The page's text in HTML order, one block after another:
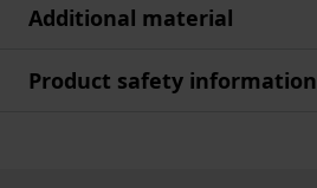
Additional material
Product safety information